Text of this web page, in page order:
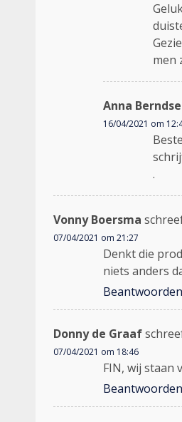
men
Anna
16/04/2021 om
.
Vonny Boersma
07/04/2021 om 21:27
Denkt die
niets anders
Beantwoorden
Donny de Graaf
07/04/2021 om 18:46
FIN, wij staan
Beantwoorden